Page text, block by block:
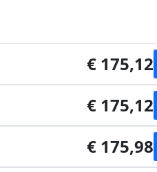
€ 175,12
€ 175,12
€ 175,98